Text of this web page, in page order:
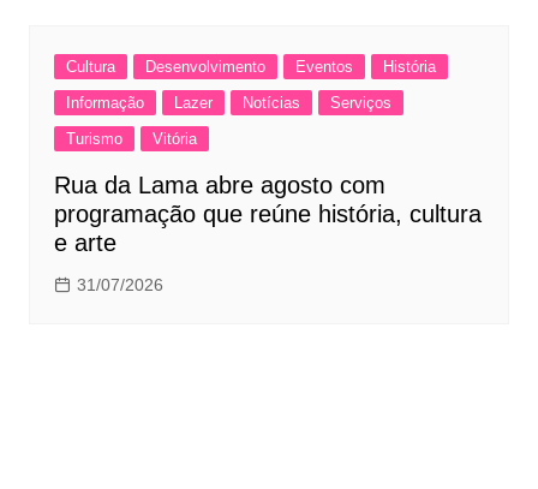
Cultura Desenvolvimento Eventos
História
Informação
Lazer Notícias
Serviços
Turismo
Vitória
Rua da Lama abre agosto com
programação que reúne história, cultura
e arte
31/07/2026